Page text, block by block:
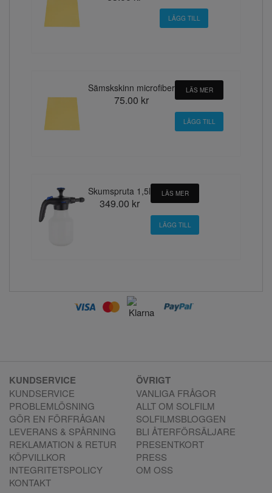
Sämskskinn microfiber
75.00 kr
LÄS MER
Skumspruta 1,5l
349.00 kr
LÄS MER
KUNDSERVICE
KUNDSERVICE
PROBLEMLÖSNING
GÖR EN FÖRFRÅGAN
LEVERANS & SPÅRNING
REKLAMATION & RETUR
KÖPVILLKOR
INTEGRITETSPOLICY
KONTAKT
ÖVRIGT
VANLIGA FRÅGOR
ALLT OM SOLFILM
SOLFILMSBLOGGEN
BLI ÅTERFÖRSÄLJARE
PRESENTKORT
PRESS
OM OSS